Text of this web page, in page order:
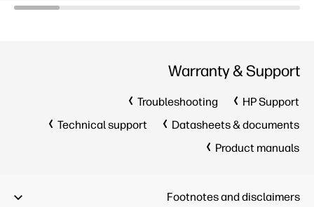
Warranty & Support
HP Support
Troubleshooting
Datasheets & documents
Technical support
Product manuals
Footnotes and disclaimers